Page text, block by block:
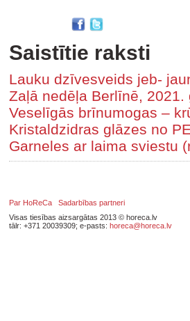
Saistītie raksti
Lauku dzīvesveids jeb-
Zaļā nedēļa Berlīnē,
Veselīgās brīnumogas –
Kristaldzidras glāzes no
Garneles ar laima sviestu
Par HoReCa
Sadarbības partneri
Visas tiesības aizsargātas 2013 © horeca.lv
tālr: +371 20039309; e-pasts: horeca@horeca.lv